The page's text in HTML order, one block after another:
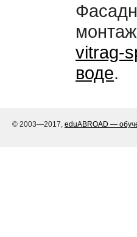
vitrag-
воде.
© 2003—2017, eduABROAD —